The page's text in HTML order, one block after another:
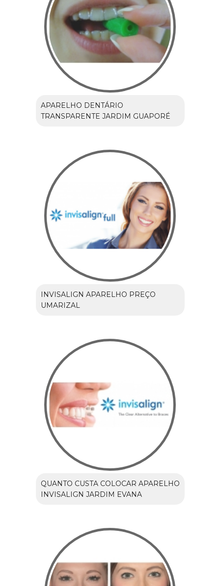
APARELHO DENTÁRIO
TRANSPARENTE JARDIM GUAPORÉ
INVISALIGN APARELHO PREÇO
UMARIZAL
QUANTO CUSTA COLOCAR APARELHO
INVISALIGN JARDIM EVANA